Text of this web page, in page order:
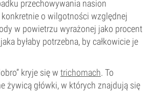
przechowywania nasion
o wilgotności względnej
w powietrzu wyrażonej jako procent
byłaby potrzebna, by całkowicie je
kryje się w trichomach. To
żywicą główki, w których znajdują się